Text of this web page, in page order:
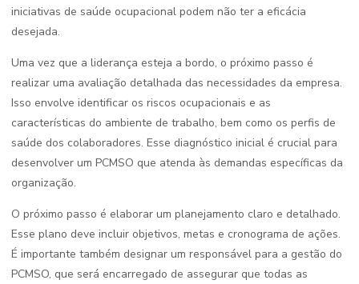
iniciativas de saúde ocupacional podem não ter a eficácia
desejada.
Uma vez que a liderança esteja a bordo, o próximo passo é
realizar uma avaliação detalhada das necessidades da empresa.
Isso envolve identificar os riscos ocupacionais e as
características do ambiente de trabalho, bem como os perfis de
saúde dos colaboradores. Esse diagnóstico inicial é crucial para
desenvolver um PCMSO que atenda às demandas específicas da
organização.
O próximo passo é elaborar um planejamento claro e detalhado.
Esse plano deve incluir objetivos, metas e cronograma de ações.
É importante também designar um responsável para a gestão do
PCMSO, que será encarregado de assegurar que todas as